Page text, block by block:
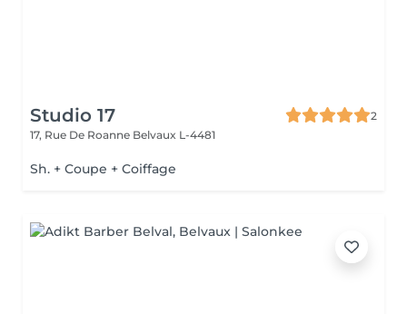
Studio 17
2
17, Rue De Roanne Belvaux L-4481
Sh. + Coupe + Coiffage